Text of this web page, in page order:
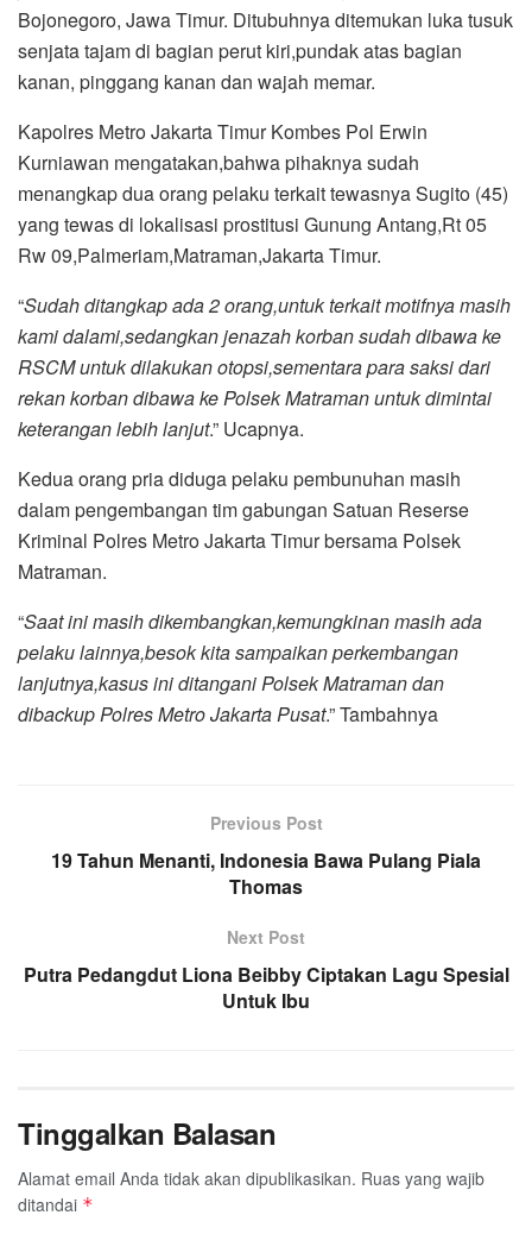
Bojonegoro, Jawa Timur. Ditubuhnya ditemukan luka tusuk
senjata tajam di bagian perut kiri,pundak atas bagian
kanan, pinggang kanan dan wajah memar.
Kapolres Metro Jakarta Timur Kombes Pol Erwin
Kurniawan mengatakan,bahwa pihaknya sudah
menangkap dua orang pelaku terkait tewasnya Sugito (45)
yang tewas di lokalisasi prostitusi Gunung Antang,Rt 05
Rw 09,Palmeriam,Matraman,Jakarta Timur.
“Sudah ditangkap ada 2 orang,untuk terkait motifnya masih
kami dalami,sedangkan jenazah korban sudah dibawa ke
RSCM untuk dilakukan otopsi,sementara para saksi dari
rekan korban dibawa ke Polsek Matraman untuk dimintai
keterangan lebih lanjut.” Ucapnya.
Kedua orang pria diduga pelaku pembunuhan masih
dalam pengembangan tim gabungan Satuan Reserse
Kriminal Polres Metro Jakarta Timur bersama Polsek
Matraman.
“Saat ini masih dikembangkan,kemungkinan masih ada
pelaku lainnya,besok kita sampaikan perkembangan
lanjutnya,kasus ini ditangani Polsek Matraman dan
dibackup Polres Metro Jakarta Pusat.” Tambahnya
Previous Post
19 Tahun Menanti, Indonesia Bawa Pulang Piala
Thomas
Next Post
Putra Pedangdut Liona Beibby Ciptakan Lagu Spesial
Untuk Ibu
Tinggalkan Balasan
Alamat email Anda tidak akan dipublikasikan. Ruas yang wajib
ditandai *